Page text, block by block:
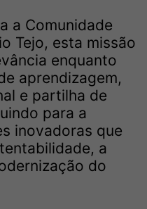
a Comunidade
Tejo, esta missão
enquanto
aprendizagem,
e partilha de
para a
inovadoras que
a
do